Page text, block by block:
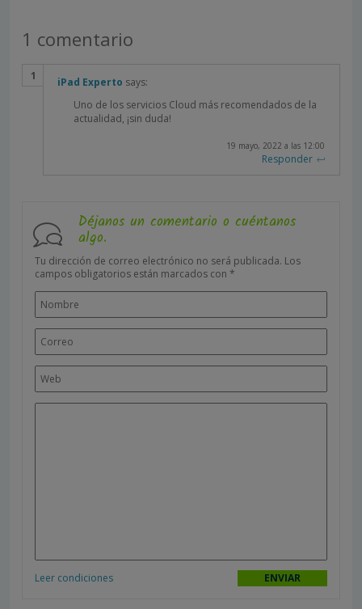
1 comentario
iPad Experto says:
19 mayo, 2022 a las 12:00
Uno de los servicios Cloud más recomendados de la
actualidad, ¡sin duda!
Responder
Déjanos un comentario o cuéntanos
algo.
Tu dirección de correo electrónico no será publicada. Los
campos obligatorios están marcados con *
Leer condiciones